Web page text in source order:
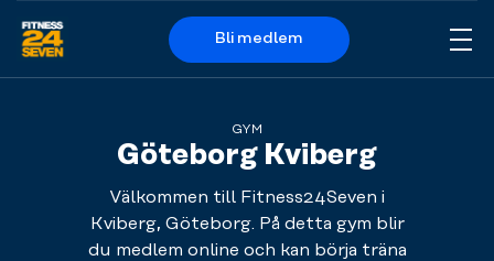
Logo
Bli medlem
GYM
Göteborg Kviberg
Välkommen till Fitness24Seven i
Kviberg, Göteborg. På detta gym blir
du medlem online och kan börja träna